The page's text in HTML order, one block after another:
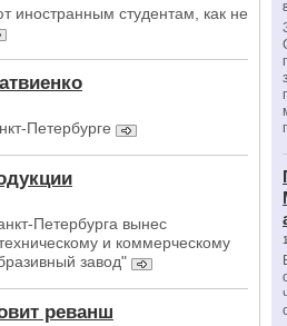
иностранным студентам, как не
Петербурге
Петербурга вынес
и коммерческому
завод"
реванш